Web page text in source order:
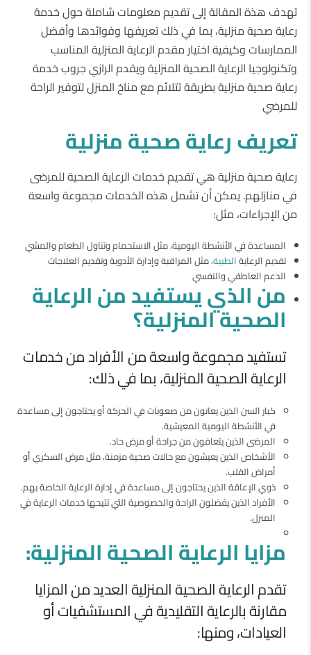
تهدف هذة المقالة إلى تقديم معلومات شاملة حول خدمة
رعاية صحية منزلية، بما في ذلك تعريفها وفوائدها وأفضل
الممارسات وكيفية اختيار مقدم الرعاية المنزلية المناسب
وتكنولوجيا الرعاية الصحية المنزلية ويقدم الرازي جروب خدمة
رعاية صحية منزلية بطريقة تتلائم مع مناخ المنزل لتوفير الراحة
للمرضي
تعريف رعاية صحية منزلية
رعاية صحية منزلية هي تقديم خدمات الرعاية الصحية للمرضى
في منازلهم. يمكن أن تشمل هذه الخدمات مجموعة واسعة
من الإجراءات، مثل:
المساعدة في الأنشطة اليومية، مثل الاستحمام وتناول الطعام والمشي
تقديم الرعايةالطبية، مثل المراقبة وإدارة الأدوية وتقديم العلاجات
الدعم العاطفي والنفسي
من الذي يستفيد من الرعاية
الصحية المنزلية؟
تستفيد مجموعة واسعة من الأفراد من خدمات
الرعاية الصحية المنزلية، بما في ذلك:
كبار السن الذين يعانون من صعوبات في الحركة أو يحتاجون إلى مساعدة
في الأنشطة اليومية المعيشية.
المرضى الذين يتعافون من جراحة أو مرض حاد.
الأشخاص الذين يعيشون مع حالات صحية مزمنة، مثل مرض السكري أو
أمراض القلب.
ذوي الإعاقة الذين يحتاجون إلى مساعدة في إدارة الرعاية الخاصة بهم.
الأفراد الذين يفضلون الراحة والخصوصية التي تتيحها خدمات الرعاية في
المنزل.
مزايا الرعاية الصحية المنزلية:
تقدم الرعاية الصحية المنزلية العديد من المزايا
مقارنة بالرعاية التقليدية في المستشفيات أو
العيادات، ومنها: